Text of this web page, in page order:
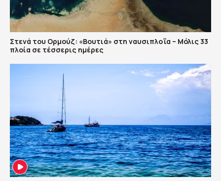
Στενά του Ορμούζ: «Βουτιά» στη ναυσιπλοΐα – Μόλις 33
πλοία σε τέσσερις ημέρες